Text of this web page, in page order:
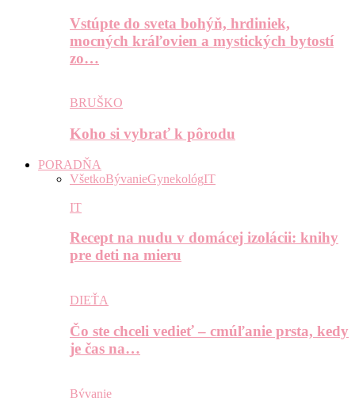
Vstúpte do sveta bohýň, hrdiniek,
mocných kráľovien a mystických bytostí
zo…
BRUŠKO
Koho si vybrať k pôrodu
PORADŇA
VšetkoBývanieGynekológIT
IT
Recept na nudu v domácej izolácii: knihy
pre deti na mieru
DIEŤA
Čo ste chceli vedieť – cmúľanie prsta, kedy
je čas na…
Bývanie